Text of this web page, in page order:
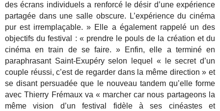
des écrans individuels a renforcé le désir d’une expérience
partagée dans une salle obscure. L’expérience du cinéma
pur est irremplaçable. » Elle a également rappelé un des
objectifs du festival : « prendre le pouls de la création et du
cinéma en train de se faire. » Enfin, elle a terminé en
paraphrasant Saint-Exupéry selon lequel « le secret d’un
couple réussi, c’est de regarder dans la même direction » et
se disant persuadée que le nouveau tandem qu’elle forme
avec Thierry Frémaux va « marcher car nous partageons la
même vision d’un festival fidèle à ses cinéastes et